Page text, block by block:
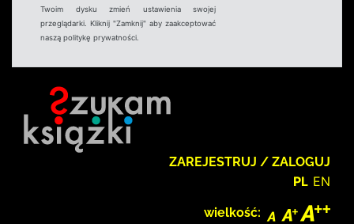
Twoim dysku zmień ustawienia swojej
przeglądarki. Kliknij "Zamknij" aby zaakceptować
naszą politykę prywatności.
ZAREJESTRUJ / ZALOGUJ
PL EN
wielkość: